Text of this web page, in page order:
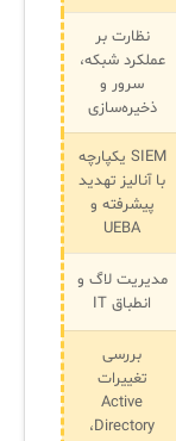
نظارت بر
عملکرد شبکه،
سرور و
ذخیره‌سازی
SIEM یکپارچه
با آنالیز تهدید
پیشرفته و
UEBA
مدیریت لاگ و
انطباق IT
بررسی
تغییرات
Active
Directory،